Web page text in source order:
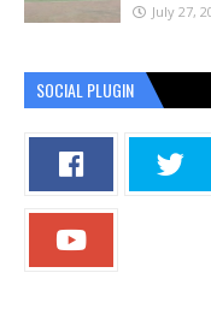
July 27,
SOCIAL PLUGIN